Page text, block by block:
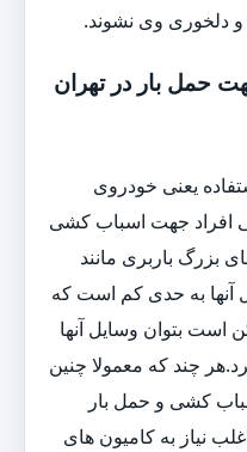
دلخوری وی نشوند.
حمل بار در تهران
یعنی خودروی
افراد جهت اسباب کشی
بزرگ باربری مانند
آنها به حدی کم است که
است بتوان وسایل آنها
چند که معمولا چنین
کشی و حمل بار
نیاز به کامیون های